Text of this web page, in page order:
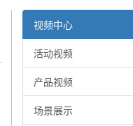
视频中心
活动视频
产品视频
场景展示